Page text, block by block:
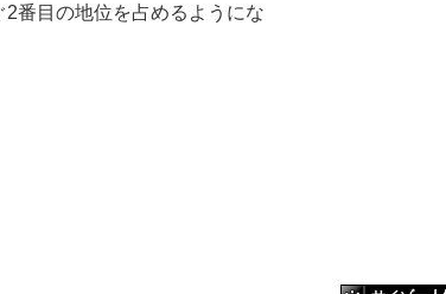
番目の地位を占めるようにな